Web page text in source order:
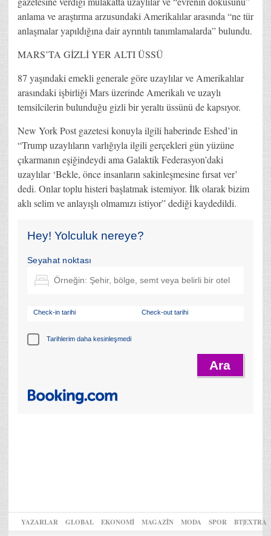
anlama ve araştırma arzusundaki Amerikalılar arasında “ne tür
anlaşmalar yapıldığına dair ayrıntılı tanımlamalarda” bulundu.
MARS’TA GİZLİ YER ALTI ÜSSÜ
87 yaşındaki emekli generale göre uzaylılar ve Amerikalılar
arasındaki işbirliği Mars üzerinde Amerikalı ve uzaylı
temsilcilerin bulunduğu gizli bir yeraltı üssünü de kapsıyor.
New York Post gazetesi konuyla ilgili haberinde Eshed’in
“Trump uzaylıların varlığıyla ilgili gerçekleri gün yüzüne
çıkarmanın eşiğindeydi ama Galaktik Federasyon’daki
uzaylılar ‘Bekle, önce insanların sakinleşmesine fırsat ver’
dedi. Onlar toplu histeri başlatmak istemiyor. İlk olarak bizim
aklı selim ve anlayışlı olmamızı istiyor” dediği kaydedildi.
Hey! Yolculuk nereye?
Seyahat noktası
Check-in tarihi Check-out tarihi
Tarihlerim daha kesinleşmedi
YAZARLAR GLOBAL EKONOMİ MAGAZİN MODA SPOR BT|EXTRA